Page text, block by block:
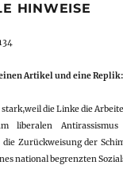
HINWEISE
Artikel und eine Replik:
stark,weil die Linke die
liberalen Antirassismus
Zurückweisung der
national begrenzten